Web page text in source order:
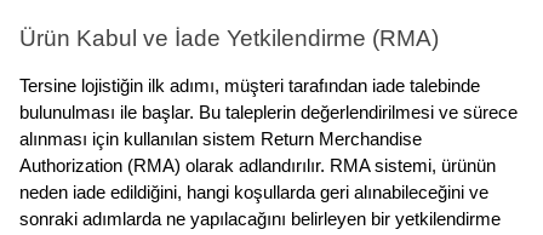
Ürün Kabul ve İade Yetkilendirme (RMA)
Tersine lojistiğin ilk adımı, müşteri tarafından iade talebinde
bulunulması ile başlar. Bu taleplerin değerlendirilmesi ve sürece
alınması için kullanılan sistem Return Merchandise
Authorization (RMA) olarak adlandırılır. RMA sistemi, ürünün
neden iade edildiğini, hangi koşullarda geri alınabileceğini ve
sonraki adımlarda ne yapılacağını belirleyen bir yetkilendirme